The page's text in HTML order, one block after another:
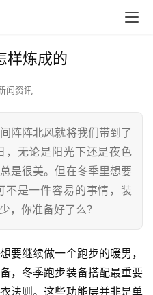
样炼成的
闻资讯
阵阵北风就将我们带到了
，无论是阳光下还是夜色
是很美。但在冬季里想要
不是一件容易的事情，装
，你准备好了么？
要继续做一个跑步的暖男，
，冬季跑步装备搭配最重要
法则。这些功能层并非是单